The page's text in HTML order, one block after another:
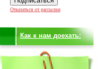
Отказаться от рассылки
Как к нам доехать: